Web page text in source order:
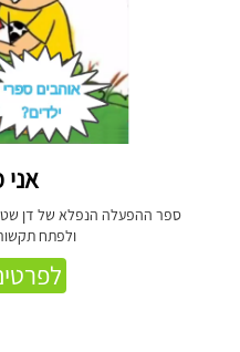
ספר ההפעלה הנפלא של דן
ולפתח